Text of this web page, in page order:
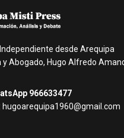
desde Arequipa
y Abogado, Hugo Alfredo
966633477
hugoarequipa1960@gmail.com